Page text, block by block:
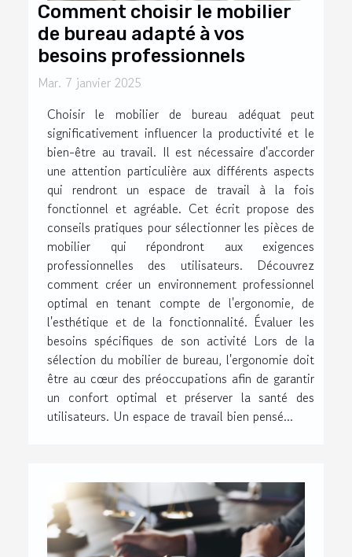
Comment choisir le mobilier
de bureau adapté à vos
besoins professionnels
Mar. 7 janvier 2025
Choisir le mobilier de bureau adéquat peut
significativement influencer la productivité et le
bien-être au travail. Il est nécessaire d'accorder
une attention particulière aux différents aspects
qui rendront un espace de travail à la fois
fonctionnel et agréable. Cet écrit propose des
conseils pratiques pour sélectionner les pièces de
mobilier qui répondront aux exigences
professionnelles des utilisateurs. Découvrez
comment créer un environnement professionnel
optimal en tenant compte de l'ergonomie, de
l'esthétique et de la fonctionnalité. Évaluer les
besoins spécifiques de son activité Lors de la
sélection du mobilier de bureau, l'ergonomie doit
être au cœur des préoccupations afin de garantir
un confort optimal et préserver la santé des
utilisateurs. Un espace de travail bien pensé...